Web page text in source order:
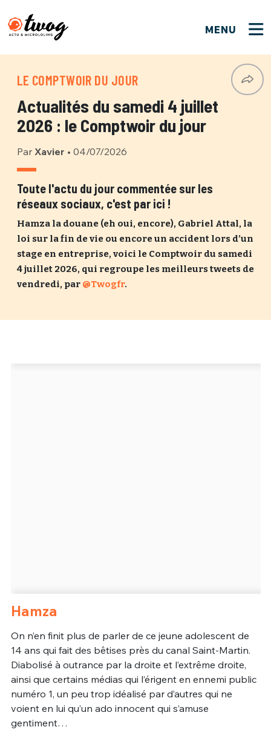
MENU
LE COMPTWOIR DU JOUR
Actualités du samedi 4 juillet
2026 : le Comptwoir du jour
Par Xavier • 04/07/2026
Toute l'actu du jour commentée sur les
réseaux sociaux, c'est par ici !
Hamza la douane (eh oui, encore), Gabriel Attal, la
loi sur la fin de vie ou encore un accident lors d’un
stage en entreprise, voici le Comptwoir du samedi
4 juillet 2026, qui regroupe les meilleurs tweets de
vendredi, par @Twogfr.
Hamza
On n’en finit plus de parler de ce jeune adolescent de
14 ans qui fait des bêtises près du canal Saint-Martin.
Diabolisé à outrance par la droite et l’extrême droite,
ainsi que certains médias qui l’érigent en ennemi public
numéro 1, un peu trop idéalisé par d’autres qui ne
voient en lui qu’un ado innocent qui s’amuse
gentiment…
PSEUDO*
EMAIL*
PASSWORD*
JE M'INSCRIS
Connexion
PSEUDO
CONNEXION
FERMER
VOTRE PARTICIPATION
Que souhaitez-vous proposer ?
Quelques tweets
C'EST PARTI
Ma propre sélection
M'INSCRIRE
ME CONNECTER
Un Thread